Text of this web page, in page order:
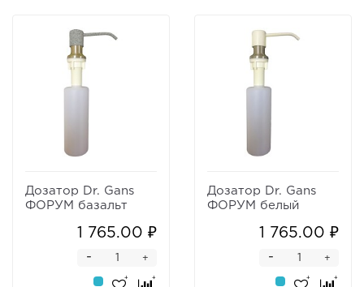
Дозатор Dr. Gans
ФОРУМ базальт
1 765.00 ₽
+
-
Дозатор Dr. Gans
ФОРУМ белый
1 765.00 ₽
+
-